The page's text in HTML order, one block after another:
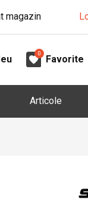
magazin
0
Favorite
Articole